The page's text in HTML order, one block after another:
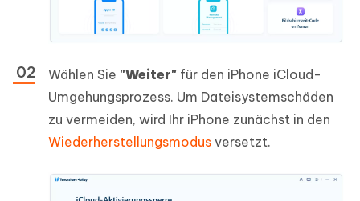
Wählen Sie "Weiter" für den iPhone iCloud-
Umgehungsprozess. Um Dateisystemschäden
zu vermeiden, wird Ihr iPhone zunächst in den
Wiederherstellungsmodus versetzt.